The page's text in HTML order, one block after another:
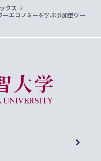
クス
ーエコノミーを学ぶ参加型ワー
University